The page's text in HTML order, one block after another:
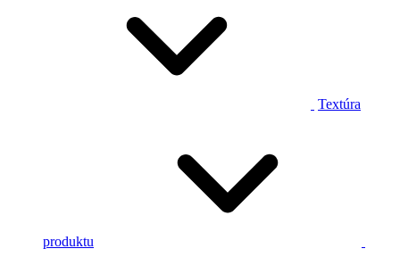
Textúra
produktu